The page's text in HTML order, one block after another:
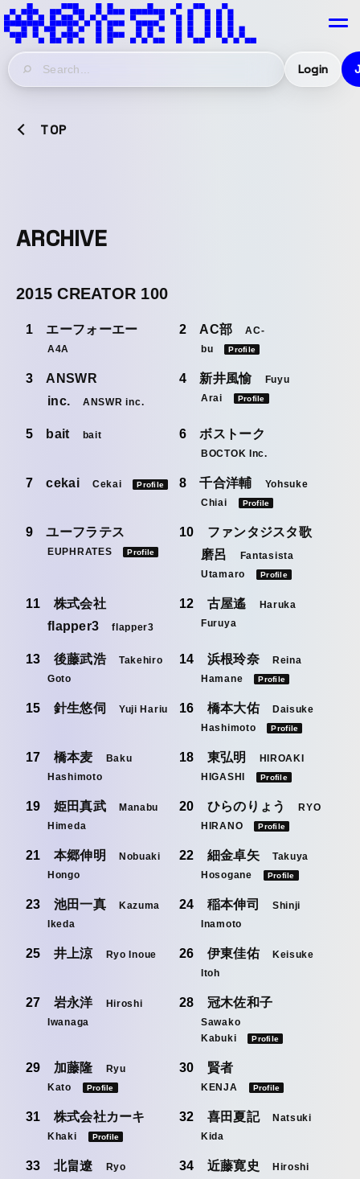
Login
TOP
ARCHIVE
2015 CREATOR 100
エーフォーエー
A4A
AC部
AC-
bu
Profile
ANSWR
inc.
ANSWR inc.
新井風愉
Fuyu
Arai
Profile
bait bait ボストーク
BOCTOK Inc.
cekai Cekai Profile 千合洋輔
Yohsuke
Chiai
Profile
ユーフラテス
EUPHRATES Profile
ファンタジスタ歌
磨呂
Fantasista
Utamaro
Profile
株式会社
flapper3
flapper3
古屋遙
Haruka
Furuya
後藤武浩
Takehiro
Goto
浜根玲奈
Reina
Hamane
Profile
針生悠伺 Yuji Hariu 橋本大佑
Daisuke
Hashimoto
Profile
橋本麦
Baku
Hashimoto
東弘明
HIROAKI
HIGASHI
Profile
姫田真武
Manabu
Himeda
ひらのりょう
RYO
HIRANO
Profile
本郷伸明
Nobuaki
Hongo
細金卓矢
Takuya
Hosogane
Profile
池田一真
Kazuma
Ikeda
稲本伸司
Shinji
Inamoto
井上涼 Ryo Inoue 伊東佳佑
Keisuke
Itoh
岩永洋
Hiroshi
Iwanaga
冠木佐和子
Sawako
Kabuki
Profile
加藤隆
Ryu
Kato
Profile
賢者
KENJA Profile
株式会社カーキ
Khaki Profile
喜田夏記
Natsuki
Kida
北畠遼
Ryo
近藤寛史
Hiroshi